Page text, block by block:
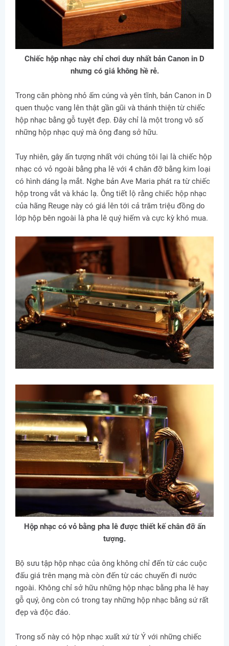
Chiếc hộp nhạc này chỉ chơi duy nhất bản Canon in D
nhưng có giá không hề rẻ.
Trong căn phòng nhỏ ấm cúng và yên tĩnh, bản Canon in D
quen thuộc vang lên thật gần gũi và thánh thiện từ chiếc
hộp nhạc bằng gỗ tuyệt đẹp. Đây chỉ là một trong vô số
những hộp nhạc quý mà ông đang sở hữu.
Tuy nhiên, gây ấn tượng nhất với chúng tôi lại là chiếc hộp
nhạc có vỏ ngoài bằng pha lê với 4 chân đỡ bằng kim loại
có hình dáng lạ mắt. Nghe bản Ave Maria phát ra từ chiếc
hộp trong vắt và khác lạ. Ông tiết lộ rằng chiếc hộp nhạc
của hãng Reuge này có giá lên tới cả trăm triệu đồng do
lớp hộp bên ngoài là pha lê quý hiếm và cực kỳ khó mua.
Hộp nhạc có vỏ bằng pha lê được thiết kế chân đỡ ấn
tượng.
Bộ sưu tập hộp nhạc của ông không chỉ đến từ các cuộc
đấu giá trên mạng mà còn đến từ các chuyến đi nước
ngoài. Không chỉ sở hữu những hộp nhạc bằng pha lê hay
gỗ quý, ông còn có trong tay những hộp nhạc bằng sứ rất
đẹp và độc đáo.
Trong số này có hộp nhạc xuất xứ từ Ý với những chiếc